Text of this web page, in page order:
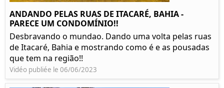
ANDANDO PELAS RUAS DE ITACARÉ, BAHIA -
PARECE UM CONDOMÍNIO!!
Desbravando o mundao. Dando uma volta pelas ruas
de Itacaré, Bahia e mostrando como é e as pousadas
que tem na região!!
Vidéo publiée le 06/06/2023